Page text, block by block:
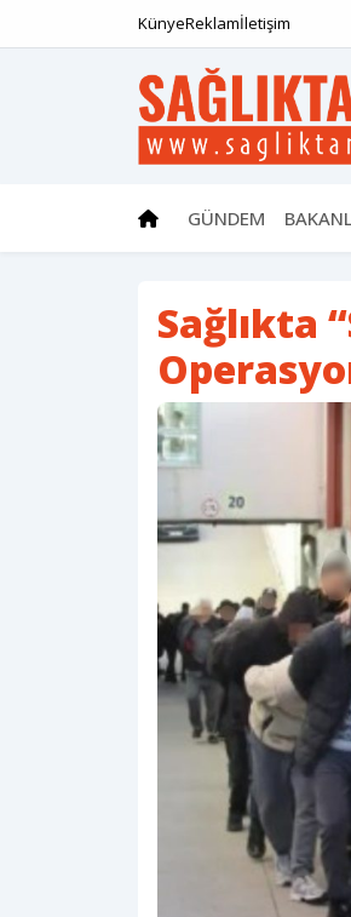
KünyeReklamİletişim
GÜNDEM
Sağlıkta